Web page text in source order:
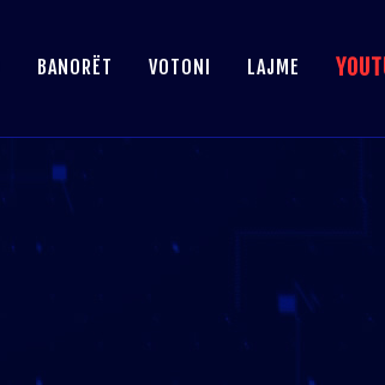
BANORËT VOTONI LAJME